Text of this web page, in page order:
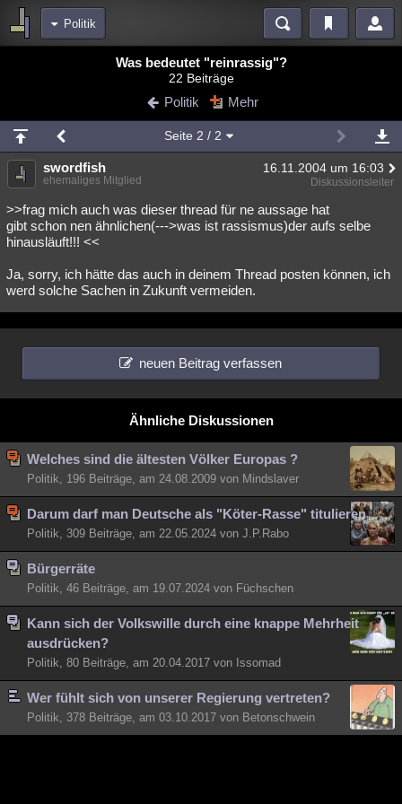
Politik
Blogs
Chat Wiki Neuigkeiten
meine Rubriken
Menschen Wissenschaft Mystery Kriminalfälle
Spiritualität Verschwörungen Technologie Ufologie
Natur Umfragen
weitere Rubriken
Philosophie Träume Orte Esoterik
Astronomie Helpdesk Gruppen Gaming Filme
Verbesserungen Allmystery
Teilgenommen Alle Neue
Lesenswert Schlüsselwörter
Was bedeutet "reinrassig"?
22 Beiträge
Politik Mehr
Seite 2 / 2
swordfish 16.11.2004 um 16:03
ehemaliges Mitglied Diskussionsleiter
>>frag mich auch was dieser thread für ne aussage hat
gibt schon nen ähnlichen(--->was ist rassismus)der aufs selbe
hinausläuft!!! <<
Ja, sorry, ich hätte das auch in deinem Thread posten können, ich
werd solche Sachen in Zukunft vermeiden.
neuen Beitrag verfassen
Ähnliche Diskussionen
Welches sind die ältesten Völker Europas ?
Politik, 196 Beiträge, am 24.08.2009 von Mindslaver
Darum darf man Deutsche als "Köter-Rasse" titulieren
Politik, 309 Beiträge, am 22.05.2024 von J.P.Rabo
Bürgerräte
Politik, 46 Beiträge, am 19.07.2024 von Füchschen
Kann sich der Volkswille durch eine knappe Mehrheit
ausdrücken?
Politik, 80 Beiträge, am 20.04.2017 von Issomad
Wer fühlt sich von unserer Regierung vertreten?
Politik, 378 Beiträge, am 03.10.2017 von Betonschwein